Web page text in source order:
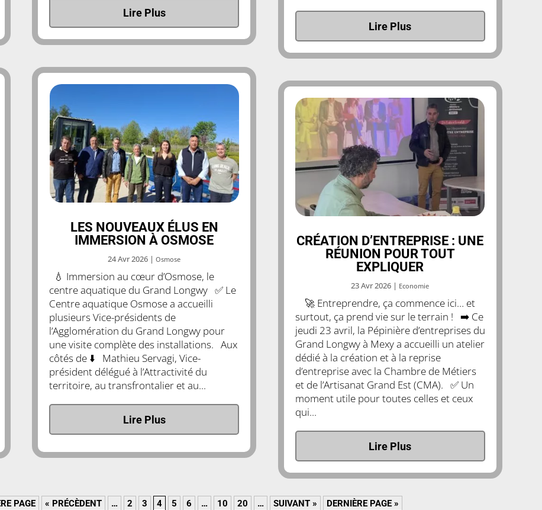
Lire Plus
LES NOUVEAUX ÉLUS EN
IMMERSION À OSMOSE
24 Avr 2026 |Osmose
💧 Immersion au cœur d’Osmose, le
centre aquatique du Grand Longwy ✅ Le
Centre aquatique Osmose a accueilli
plusieurs Vice-présidents de
l’Agglomération du Grand Longwy pour
une visite complète des installations. Aux
côtés de ⬇️ Mathieu Servagi, Vice-
président délégué à l’Attractivité du
territoire, au transfrontalier et au...
Lire Plus
Lire Plus
CRÉATION D’ENTREPRISE : UNE
RÉUNION POUR TOUT
EXPLIQUER
23 Avr 2026 | Economie
🚀 Entreprendre, ça commence ici… et
surtout, ça prend vie sur le terrain ! ➡️ Ce
jeudi 23 avril, la Pépinière d’entreprises du
Grand Longwy à Mexy a accueilli un atelier
dédié à la création et à la reprise
d’entreprise avec la Chambre de Métiers
et de l’Artisanat Grand Est (CMA). ✅️ Un
moment utile pour toutes celles et ceux
qui...
Lire Plus
PAGE « PRÉCÈDENT … 2 3 4 5 6 … 10 20 … SUIVANT » DERNIÈRE PAGE »